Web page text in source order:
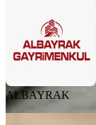
ALBAYRAK